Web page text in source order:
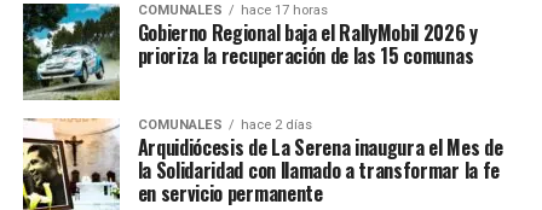
COMUNALES hace 17 horas
Gobierno Regional baja el RallyMobil 2026 y
prioriza la recuperación de las 15 comunas
COMUNALES hace 2 días
Arquidiócesis de La Serena inaugura el Mes de
la Solidaridad con llamado a transformar la fe
en servicio permanente